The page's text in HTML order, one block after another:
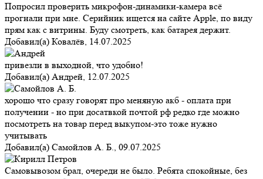
Попросил проверить микрофон-динамики-камера всё
прогнали при мне. Серийник ищется на сайте Apple, по виду
прям как с витрины. Буду смотреть, как батарея держит.
Добавил(а) Ковалёв, 14.07.2025
привезли в выходной, что удобно!
Добавил(а) Андрей, 12.07.2025
хорошо что сразу говорят про меняную акб - оплата при
получении - но при досатвкой почтой рф редко где можно
посмотреть на товар перед выкупом-это тоже нужно
учитывать
Добавил(а) Самойлов А. Б., 09.07.2025
Самовывозом брал, очереди не было. Ребята спокойные, без